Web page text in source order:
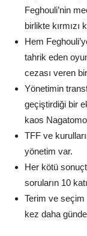
Feghouli’nin
birlikte
Hem
tahrik eden
cezası veren
Yönetimin
geçiştirdiği bir
kaos
TFF ve
yönetim var.
Her kötü
soruların 10
Terim ve seçim
kez daha